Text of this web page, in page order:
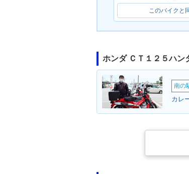
このバイクと
ホンダ ＣＴ１２５ハン
南の
カレ